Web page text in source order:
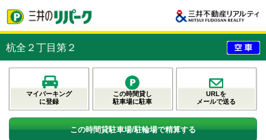
杭全２丁目第２
マイパーキング
に登録
この時間貸し
駐車場に駐車
URLを
メールで送る
この時間貸駐車場/駐輪場で精算する